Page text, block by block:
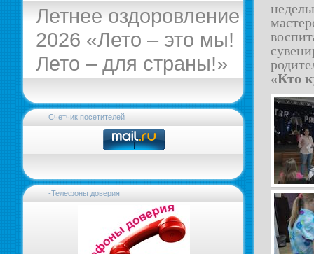
Летнее оздоровление
2026 «Лето – это мы!
Лето – для страны!»
Счетчик посетителей
-Телефоны доверия
«Кто